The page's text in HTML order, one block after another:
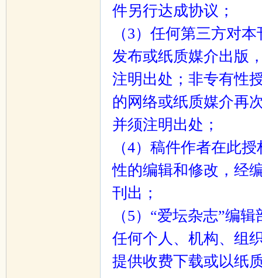
件另行达成协议；
（3）任何第三方对
发布或纸质媒介出版
注明出处；非专有性
的网络或纸质媒介再
并须注明出处；
（4）稿件作者在此
性的编辑和修改，经
刊出；
（5）“爱坛杂志”编
任何个人、机构、组
提供收费下载或以纸